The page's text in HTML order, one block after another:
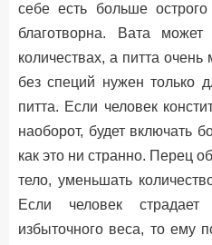
себе есть больше
благотворна. Вата
количествах, а питта
без специй нужен только
питта. Если человек
наоборот, будет включать
как это ни странно. Перец
тело, уменьшать
Если человек
избыточного веса, то ему